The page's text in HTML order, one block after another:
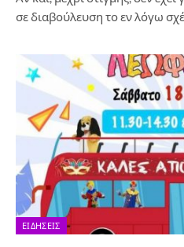
σε διαβούλευση το εν λόγω
ΕΙΔΉΣΕΙΣ